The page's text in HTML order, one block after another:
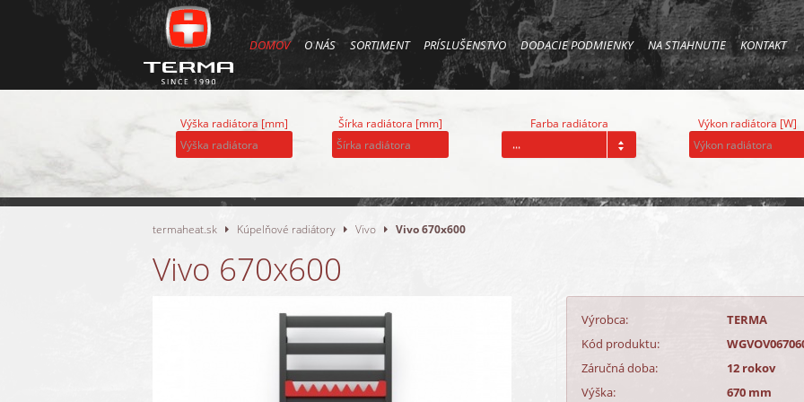
DOMOV O NÁS SORTIMENT PRÍSLUŠENSTVO DODACIE PODMIENKY NA STIAHNUTIE KONTAKT
Výška radiátora [mm] Šírka radiátora [mm]
Farba radiátora
...
Výkon radiátora [W]
termaheat.sk Kúpelňové radiátory Vivo Vivo 670x600
Vivo 670x600
Výrobca:
TERMA
Kód produktu:
Záručná doba:
12 rokov
Výška:
670 mm